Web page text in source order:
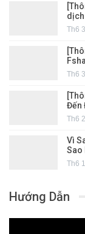
Th6
Th6
Đến
Th6
Vì
Sao
Th6
Hướng Dẫn